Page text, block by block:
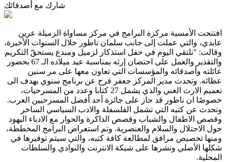
شارك مع أصدقائك
افتتحت الأمسية مركزة البرامج في مركز مساواة الزميلة عرين
عابدي، والتي عملت إلى جانب سلمان ناطور خلال السنوات الأخيرة،
وقالت: "نلتقي اليوم في حفل استذكار لزميل ومبدع يستحقّ التكريم
والتقدير والعمل على احتضان إرثه بمناسبة عيد ميلاده الـ 67 بحضور
عائلته وأصدقائه والمؤسسات التي تعاون معها على مر سنين
عطائه. وتحدث مدير المركز جعفر فرح عن برنامج سنوي يهدف الى
تعميم الارث الغني والذي يشمل 27 كتابا وعدد من المسرحيات،
خصوصًا ان ناطور قد حاز على جائزة أحد أفضل المسرحيين العرب.
وتحدث عن كتبه التي تشمل الفلسفلة والادب السياسي الساخر
وقصص الاطفال والشباب وقصص الذاكرة والحوار مع الادباء اليهود
حول الاحتلال والسلام والعنصرية. وتم استعراض البرامج المخططة،
ومنها تخصيص مرافق لمطالعة كافة كتبه، والتي سيتم توفيرها في
شكلها الأصلي ونشرها على شبكة الانترنت والنوادي والسلطات
المحلية.